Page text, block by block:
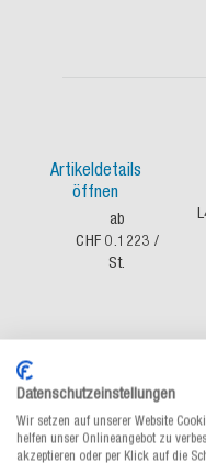
Artikeldetails
öffnen
ab
CHF 0.1223 /
St.
Artikeldetails
Datenschutzeinstellungen
Wir setzen auf unserer Website
helfen unser Onlineangebot zu
akzeptieren oder per Klick auf die